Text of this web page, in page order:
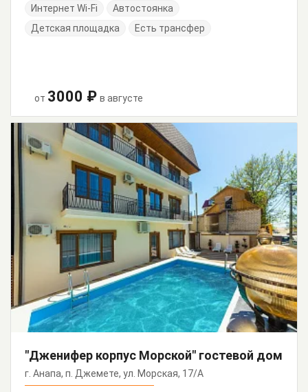
Интернет Wi-Fi
Автостоянка
Детская площадка
Есть трансфер
от 3000 ₽ в августе
"Дженифер корпус Морской" гостевой дом
г. Анапа, п. Джемете, ул. Морская, 17/А